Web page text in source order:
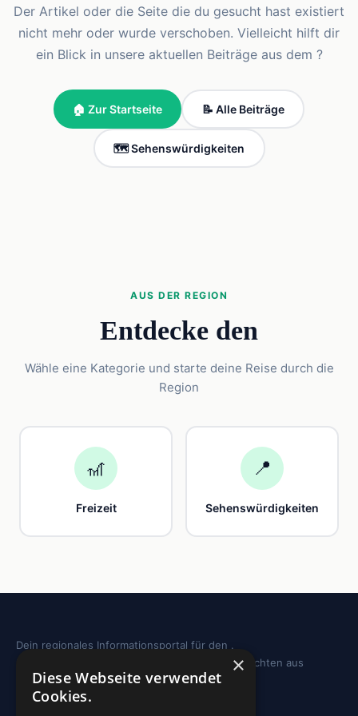
Der Artikel oder die Seite die du gesucht hast existiert
nicht mehr oder wurde verschoben. Vielleicht hilft dir
ein Blick in unsere aktuellen Beiträge aus dem ?
🏠 Zur Startseite 📝 Alle Beiträge
🗺️ Sehenswürdigkeiten
AUS DER REGION
Entdecke den
Wähle eine Kategorie und starte deine Reise durch die
Region
🎢
Freizeit
📍
Sehenswürdigkeiten
Dein regionales Informationsportal für den .
Sehenswürdigkeiten, Ausflugstipps und Geschichten aus
deiner Region.
×
Diese Webseite verwendet
Cookies.